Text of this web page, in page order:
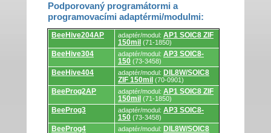
Podporovaný programátormi a
programovacími adaptérmi/modulmi:
Podporovaný
programátormi
a
programovacími
BeeHive204AP adaptér/modul: AP1 SOIC8 ZIF
150mil (71-1850)
BeeHive304 adaptér/modul: AP3 SOIC8-
150 (73-3458)
BeeHive404 adaptér/modul: DIL8W/SOIC8
ZIF 150mil (70-0901)
BeeProg2AP adaptér/modul: AP1 SOIC8 ZIF
150mil (71-1850)
BeeProg3 adaptér/modul: AP3 SOIC8-
150 (73-3458)
BeeProg4 adaptér/modul: DIL8W/SOIC8